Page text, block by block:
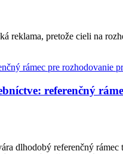
reklama, pretože cieli na
referenčný
dlhodobý referenčný